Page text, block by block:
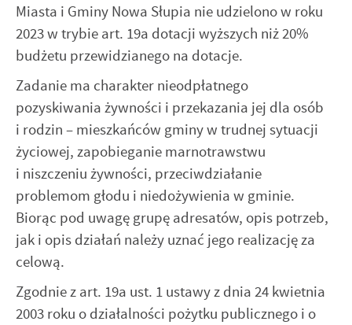
Miasta i Gminy Nowa Słupia nie udzielono w roku
2023 w trybie art. 19a dotacji wyższych niż 20%
budżetu przewidzianego na dotacje.
Zadanie ma charakter nieodpłatnego
pozyskiwania żywności i przekazania jej dla osób
i rodzin – mieszkańców gminy w trudnej sytuacji
życiowej, zapobieganie marnotrawstwu
i niszczeniu żywności, przeciwdziałanie
problemom głodu i niedożywienia w gminie.
Biorąc pod uwagę grupę adresatów, opis potrzeb,
jak i opis działań należy uznać jego realizację za
celową.
Zgodnie z art. 19a ust. 1 ustawy z dnia 24 kwietnia
2003 roku o działalności pożytku publicznego i o